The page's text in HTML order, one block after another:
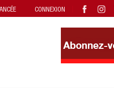
CONNEXION